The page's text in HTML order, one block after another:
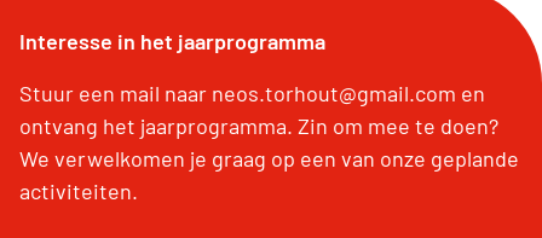
Interesse in het jaarprogramma
Stuur een mail naar neos.torhout@gmail.com en
ontvang het jaarprogramma. Zin om mee te doen?
We verwelkomen je graag op een van onze geplande
activiteiten.